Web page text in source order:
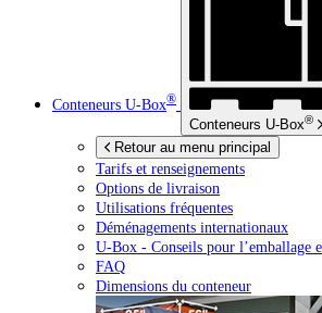
Conteneurs U-Box®
Conteneurs U-Box®
Retour au menu principal
Tarifs et renseignements
Options de livraison
Utilisations fréquentes
Déménagements internationaux
U-Box - Conseils pour l’emballage
FAQ
Dimensions du conteneur